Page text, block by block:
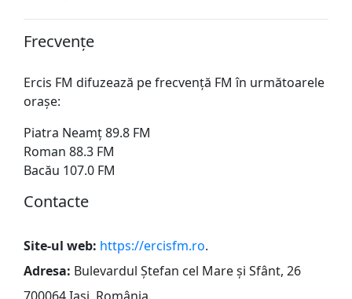
Frecvențe
Ercis FM difuzează pe frecvență FM în următoarele
orașe:
Piatra Neamț 89.8 FM
Roman 88.3 FM
Bacău 107.0 FM
Сontacte
Site-ul web: https://ercisfm.ro.
Adresa: Bulevardul Ștefan cel Mare și Sfânt, 26